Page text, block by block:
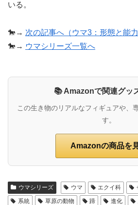
いる。
🐎→ 次の記事へ（ウマ3：形態と能力
🐎→ ウマシリーズ一覧へ
📚 Amazonで関連グッ
この生き物のリアルなフィギュアや、
す。
Amazonの商品を
ウマシリーズ ウマ エクイ科
系統
草原の動物 蹄 進化